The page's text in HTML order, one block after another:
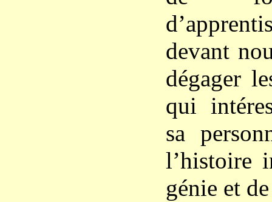
devant
dégager
qui
sa
l’histoire
génie et